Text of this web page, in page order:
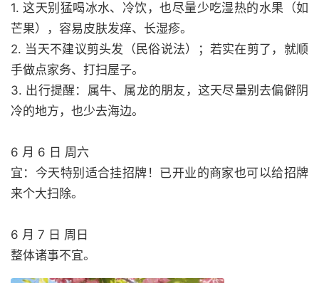
1. 这天别猛喝冰水、冷饮，也尽量少吃湿热的水果（如
芒果），容易皮肤发痒、长湿疹。
2. 当天不建议剪头发（民俗说法）；若实在剪了，就顺
手做点家务、打扫屋子。
3. 出行提醒：属牛、属龙的朋友，这天尽量别去偏僻阴
冷的地方，也少去海边。
6 月 6 日 周六
宜：今天特别适合挂招牌！已开业的商家也可以给招牌
来个大扫除。
6 月 7 日 周日
整体诸事不宜。